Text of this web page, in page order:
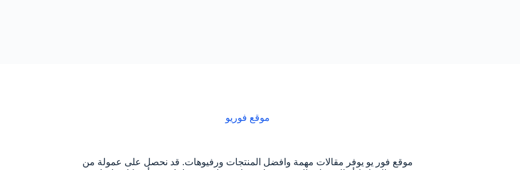
موقع فوريو
موقع فور يو يوفر مقالات مهمة وافضل المنتجات ورفيوهات. قد نحصل على عمولة من